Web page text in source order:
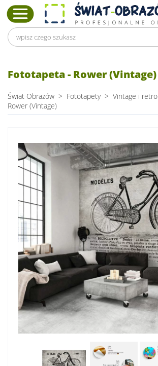
Fototapeta - Rower (Vintage)
Świat Obrazów > Fototapety > Vintage i retro
Rower (Vintage)